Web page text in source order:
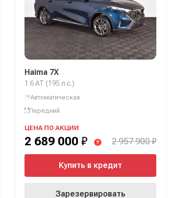
Haima 7X
1.6 AT (195 л.с.)
Автоматическая
Передний
ЦЕНА ПО АКЦИИ
2 689 000 ₽ ? 2 957 900 ₽
Купить в кредит
Зарезервировать